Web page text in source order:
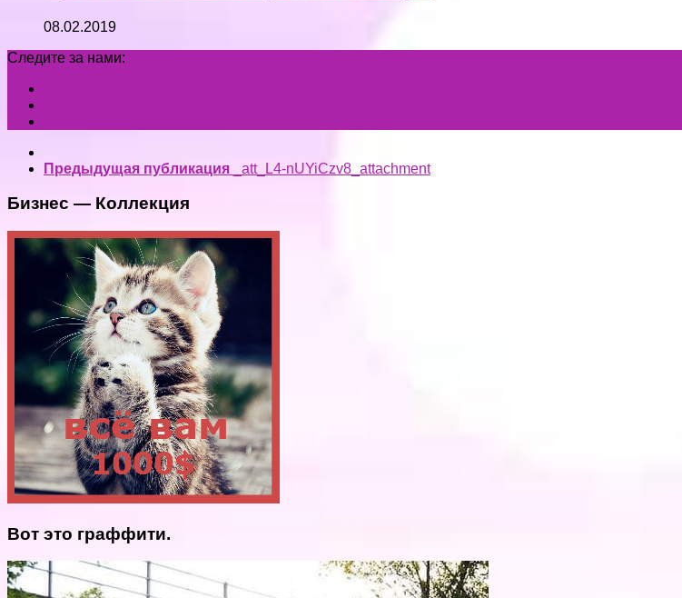
08.02.2019
Следите за нами:
Предыдущая публикация _att_L4-nUYiCzv8_attachment
Бизнес — Коллекция
Вот это граффити.